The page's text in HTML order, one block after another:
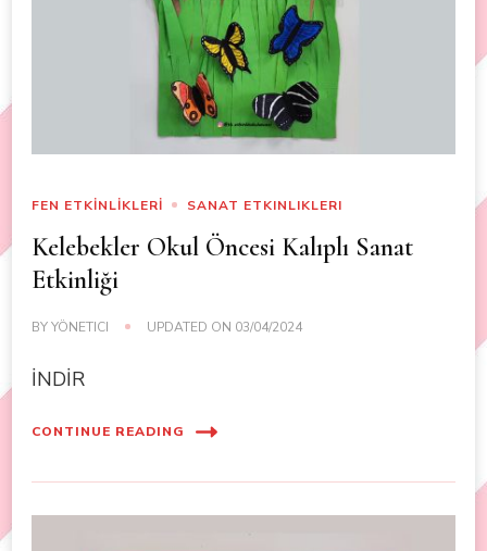
FEN ETKİNLİKLERİ SANAT ETKINLIKLERI
Kelebekler Okul Öncesi Kalıplı Sanat
Etkinliği
BYYÖNETICI UPDATED ON 03/04/2024
İNDİR
CONTINUE READING